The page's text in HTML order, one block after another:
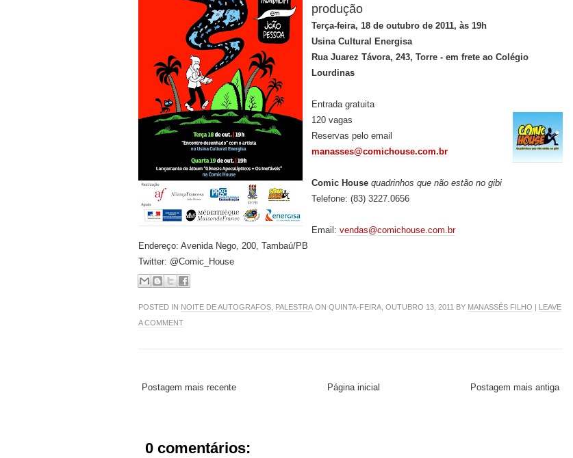
produção
Terça-feira, 18 de outubro de 2011, às 19h
Usina Cultural Energisa
Rua Juarez Távora, 243, Torre - em frete ao Colégio
Lourdinas
Entrada gratuita
120 vagas
Reservas pelo email
manasses@comichouse.com.br
Comic House quadrinhos que não estão no gibi
Telefone: (83) 3227.0656
Email: vendas@comichouse.com.br
Endereço: Avenida Nego, 200, Tambaú/PB
Twitter: @Comic_House
POSTED IN NOITE DE AUTOGRAFOS PALESTRA ON QUINTA-FEIRA, OUTUBRO 13, 2011 BY MANASSÉS FILHO | LEAVE
A COMMENT
Postagem mais recente Postagem mais antiga
Página inicial
0 comentários: